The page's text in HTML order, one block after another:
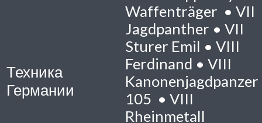
Техника
Германии
Waffenträger • VII
Jagdpanther • VII
Sturer Emil • VIII
Ferdinand • VIII
Kanonenjagdpanzer
105 • VIII
Rheinmetall